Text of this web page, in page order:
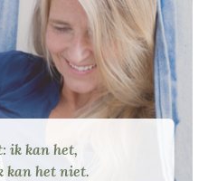
ik kan het,
kan het niet.